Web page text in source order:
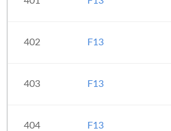
402 F13
403 F13
404 F13